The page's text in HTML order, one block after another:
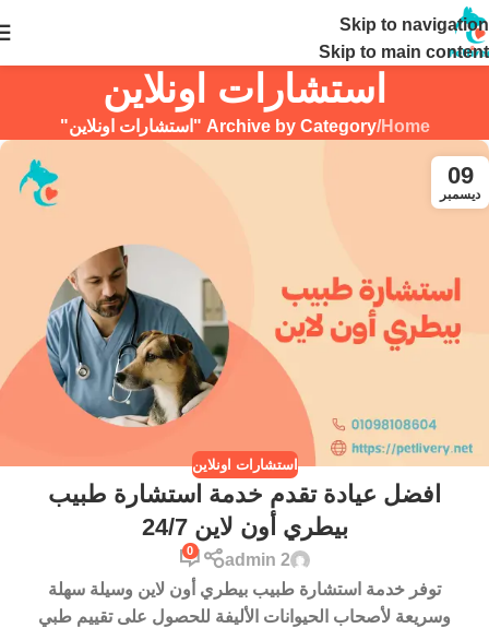
Skip to navigation
Skip to main content
استشارات اونلاين
Home
/Archive by Category "استشارات اونلاين"
09
ديسمبر
استشارات اونلاين
افضل عيادة تقدم خدمة استشارة طبيب
بيطري أون لاين 24/7
admin 2
0
توفر خدمة استشارة طبيب بيطري أون لاين وسيلة سهلة
وسريعة لأصحاب الحيوانات الأليفة للحصول على تقييم طبي